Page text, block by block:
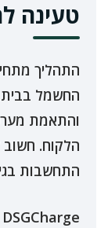
טעינה
התהליך
החשמל
והתאמת
הלקוח. חשוב
התחשבות